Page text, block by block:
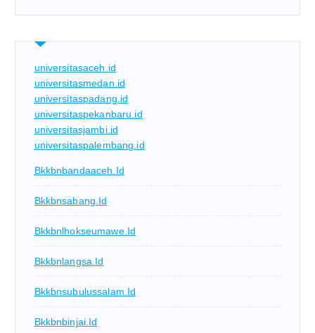
universitasaceh.id
universitasmedan.id
universitaspadang.id
universitaspekanbaru.id
universitasjambi.id
universitaspalembang.id
Bkkbnbandaaceh.id
Bkkbnsabang.id
Bkkbnlhokseumawe.id
Bkkbnlangsa.id
Bkkbnsubulussalam.id
Bkkbnbinjai.id